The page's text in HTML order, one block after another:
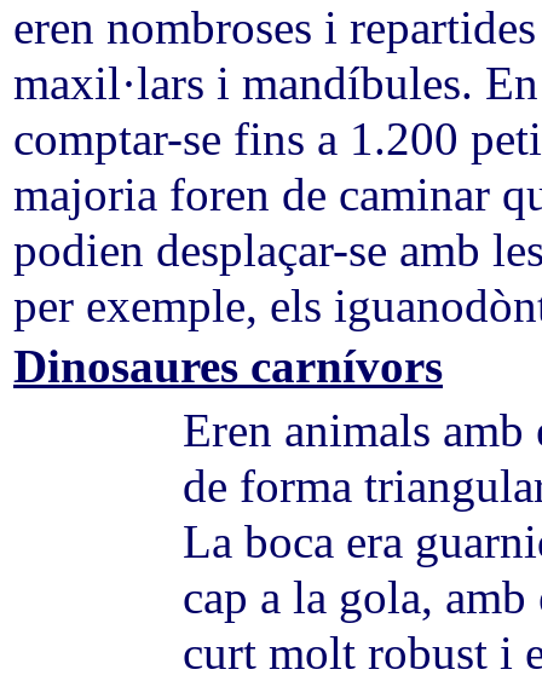
eren nombroses i
maxil·lars i mandíbules.
comptar-se fins a 1.200
majoria foren de caminar
podien desplaçar-se amb
per exemple, els
Dinosaures carnívors
Eren animals
de forma
La boca era
cap a la gola,
curt molt robust i